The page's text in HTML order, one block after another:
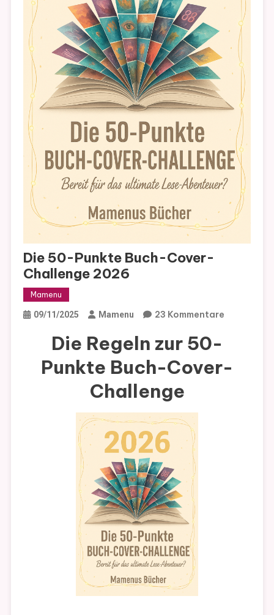
Die 50-Punkte Buch-Cover-
Challenge 2026
Mamenu
09/11/2025 Mamenu 23 KommentareZu
Die Regeln zur 50-
Punkte Buch-Cover-
Challenge